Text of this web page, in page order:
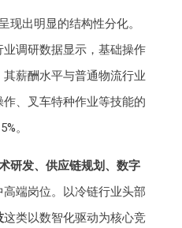
现出明显的结构性分化。
调研数据显示，基础操作
薪酬水平与普通物流行业
、叉车特种作业等技能的
。
研发、供应链规划、数字
高端岗位。以冷链行业头部
这类以数智化驱动为核心竞